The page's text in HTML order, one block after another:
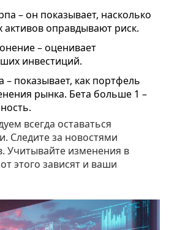
– он показывает, насколько
оправдывают риск.
– оценивает
инвестиций.
показывает, как портфель
рынка. Бета больше 1 –
всегда оставаться
Следите за новостями
Учитывайте изменения в
этого зависят и ваши